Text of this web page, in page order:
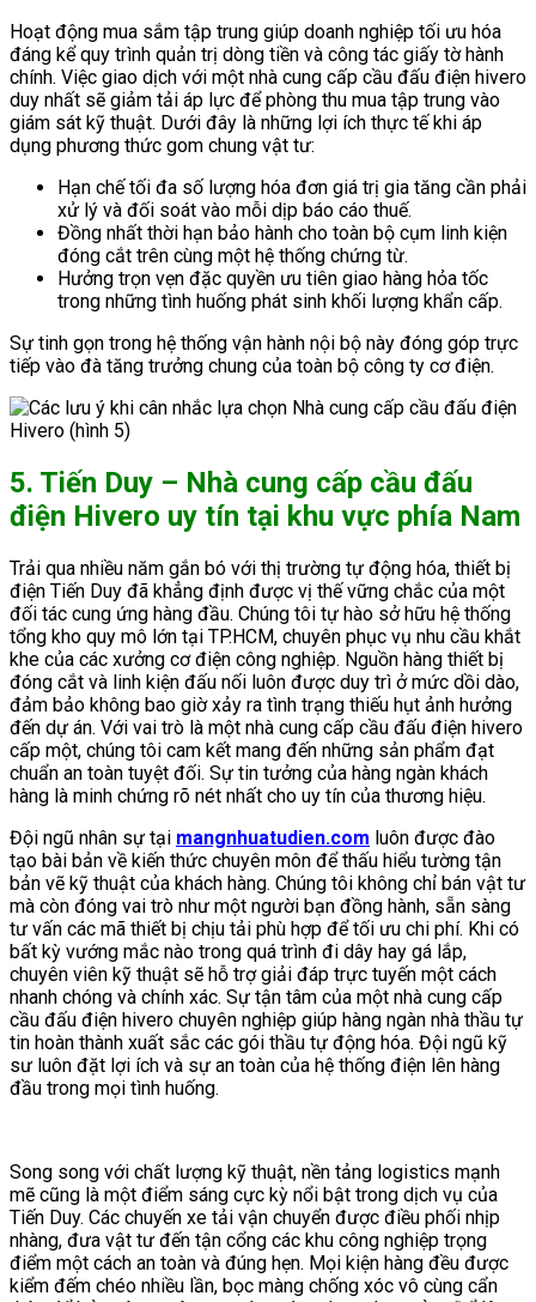
Hoạt động mua sắm tập trung giúp doanh nghiệp tối ưu hóa
đáng kể quy trình quản trị dòng tiền và công tác giấy tờ hành
chính. Việc giao dịch với một nhà cung cấp cầu đấu điện hivero
duy nhất sẽ giảm tải áp lực để phòng thu mua tập trung vào
giám sát kỹ thuật. Dưới đây là những lợi ích thực tế khi áp
dụng phương thức gom chung vật tư:
Hạn chế tối đa số lượng hóa đơn giá trị gia tăng cần phải
xử lý và đối soát vào mỗi dịp báo cáo thuế.
Đồng nhất thời hạn bảo hành cho toàn bộ cụm linh kiện
đóng cắt trên cùng một hệ thống chứng từ.
Hưởng trọn vẹn đặc quyền ưu tiên giao hàng hỏa tốc
trong những tình huống phát sinh khối lượng khẩn cấp.
Sự tinh gọn trong hệ thống vận hành nội bộ này đóng góp trực
tiếp vào đà tăng trưởng chung của toàn bộ công ty cơ điện.
5. Tiến Duy – Nhà cung cấp cầu đấu
điện Hivero uy tín tại khu vực phía Nam
Trải qua nhiều năm gắn bó với thị trường tự động hóa, thiết bị
điện Tiến Duy đã khẳng định được vị thế vững chắc của một
đối tác cung ứng hàng đầu. Chúng tôi tự hào sở hữu hệ thống
tổng kho quy mô lớn tại TP.HCM, chuyên phục vụ nhu cầu khắt
khe của các xưởng cơ điện công nghiệp. Nguồn hàng thiết bị
đóng cắt và linh kiện đấu nối luôn được duy trì ở mức dồi dào,
đảm bảo không bao giờ xảy ra tình trạng thiếu hụt ảnh hưởng
đến dự án. Với vai trò là một nhà cung cấp cầu đấu điện hivero
cấp một, chúng tôi cam kết mang đến những sản phẩm đạt
chuẩn an toàn tuyệt đối. Sự tin tưởng của hàng ngàn khách
hàng là minh chứng rõ nét nhất cho uy tín của thương hiệu.
Đội ngũ nhân sự tại mangnhuatudien.com luôn được đào
tạo bài bản về kiến thức chuyên môn để thấu hiểu tường tận
bản vẽ kỹ thuật của khách hàng. Chúng tôi không chỉ bán vật tư
mà còn đóng vai trò như một người bạn đồng hành, sẵn sàng
tư vấn các mã thiết bị chịu tải phù hợp để tối ưu chi phí. Khi có
bất kỳ vướng mắc nào trong quá trình đi dây hay gá lắp,
chuyên viên kỹ thuật sẽ hỗ trợ giải đáp trực tuyến một cách
nhanh chóng và chính xác. Sự tận tâm của một nhà cung cấp
cầu đấu điện hivero chuyên nghiệp giúp hàng ngàn nhà thầu tự
tin hoàn thành xuất sắc các gói thầu tự động hóa. Đội ngũ kỹ
sư luôn đặt lợi ích và sự an toàn của hệ thống điện lên hàng
đầu trong mọi tình huống.
Song song với chất lượng kỹ thuật, nền tảng logistics mạnh
mẽ cũng là một điểm sáng cực kỳ nổi bật trong dịch vụ của
Tiến Duy. Các chuyến xe tải vận chuyển được điều phối nhịp
nhàng, đưa vật tư đến tận cổng các khu công nghiệp trọng
điểm một cách an toàn và đúng hẹn. Mọi kiện hàng đều được
kiểm đếm chéo nhiều lần, bọc màng chống xóc vô cùng cẩn